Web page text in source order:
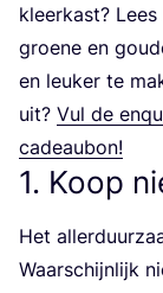
kleer­kast?
groe­ne en
en leu­ker te
uit? Vul de
cadeaubon!
1. Koop
Het
Waar­schijn­lijk